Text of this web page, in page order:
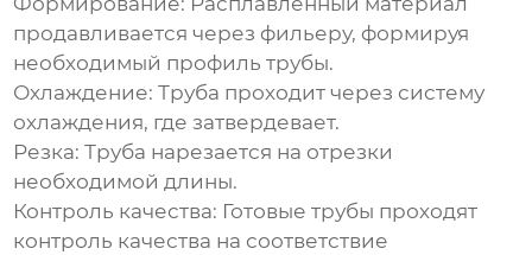
продавливается через фильеру, формируя
необходимый профиль трубы.
Охлаждение: Труба проходит через систему
охлаждения, где затвердевает.
Резка: Труба нарезается на отрезки
необходимой длины.
Контроль качества: Готовые трубы проходят
контроль качества на соответствие